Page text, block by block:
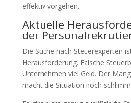
effektiv vorgehen.
Aktuelle
der
Die Suche nach Steuerexperten
Herausforderung. Falsche
Unternehmen viel Geld. Der
macht die Situation noch